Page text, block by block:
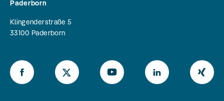
Paderborn
Klingenderstraße 5
33100 Paderborn